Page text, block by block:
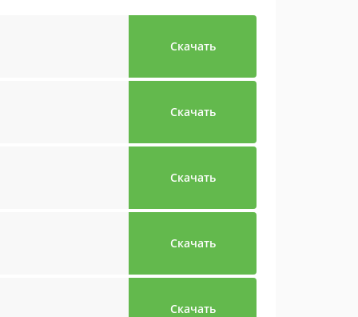
Скачать
Скачать
Скачать
Скачать
Скачать